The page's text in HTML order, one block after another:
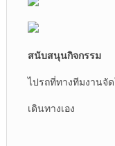
สนับสนุนกิจกรรม
ไปรถที่ทางทีมงา
เดินทางเ